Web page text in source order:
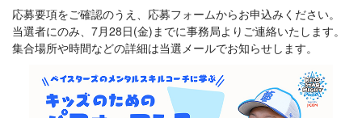
応募要項をご確認のうえ、応募フォームからお申込みください。
当選者にのみ、7月28日(金)までに事務局よりご連絡いたします。
集合場所や時間などの詳細は当選メールでお知らせします。